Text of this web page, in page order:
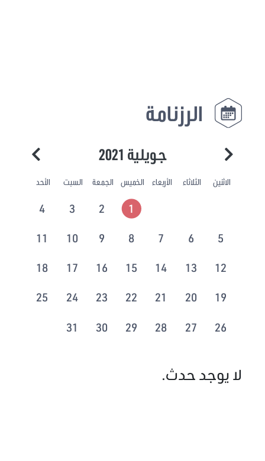
الرزنامة
جويلية 2021
الاثنين الثلاثاء الأربعاء الخميس الجمعة السبت الأحد
1
2
3
4
5
6
7
8
9
10
11
12
13
14
15
16
17
18
19
20
21
22
23
24
25
26
27
28
29
30
31
لا يوجد حدث.